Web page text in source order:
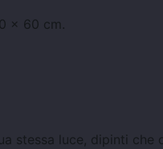
x 60 cm.
stessa luce, dipinti